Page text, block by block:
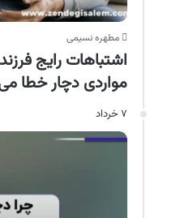
مطهره نسیمی
اشتباهات رایج
مواردی دچار خطا
۷ خرداد